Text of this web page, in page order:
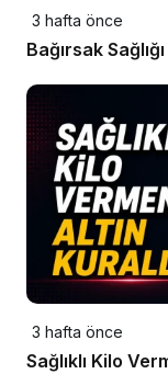
3 hafta önce
Bağırsak
3 hafta önce
Sağlıklı Kilo